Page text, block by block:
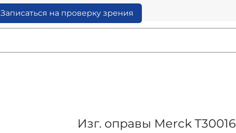
Записаться на проверку зрения
Изг. оправы Merck T30016